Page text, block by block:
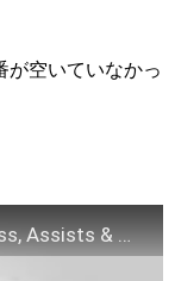
が空いていなかっ
David Beckham ● Ac Milan – Skill, Pass, Assists & Goals for Ac Milan